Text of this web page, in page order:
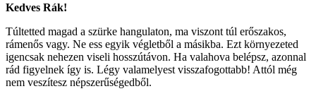
Kedves Rák!
Túltetted magad a szürke hangulaton, ma viszont túl erőszakos,
rámenős vagy. Ne ess egyik végletből a másikba. Ezt környezeted
igencsak nehezen viseli hosszútávon. Ha valahova belépsz, azonnal
rád figyelnek így is. Légy valamelyest visszafogottabb! Attól még
nem veszítesz népszerűségedből.